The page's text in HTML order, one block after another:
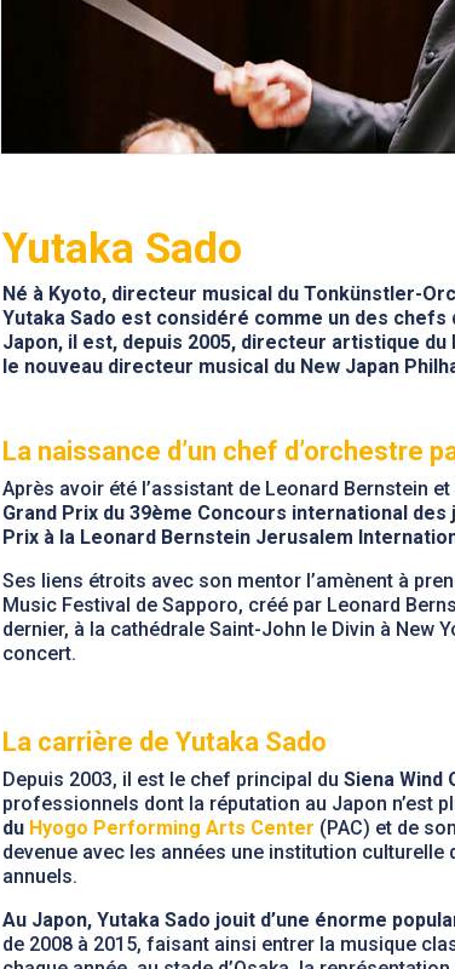
Yutaka Sado
Né à Kyoto, directeur musical du Tonkünstler-
Yutaka Sado est considéré comme un des
Japon, il est, depuis 2005, directeur artistique
le nouveau directeur musical du New Japan
La naissance d’un chef d’orchestre
Après avoir été l’assistant de Leonard Bernstein
Grand Prix du 39ème Concours international
Prix à la Leonard Bernstein Jerusalem
Ses liens étroits avec son mentor l’amènent à
Music Festival de Sapporo, créé par Leonard
dernier, à la cathédrale Saint-John le Divin à New
concert.
La carrière de Yutaka Sado
Depuis 2003, il est le chef principal du Siena Wind
professionnels dont la réputation au Japon n’est
du Hyogo Performing Arts Center (PAC) et de
devenue avec les années une institution
annuels.
Au Japon, Yutaka Sado jouit d’une énorme
de 2008 à 2015, faisant ainsi entrer la musique